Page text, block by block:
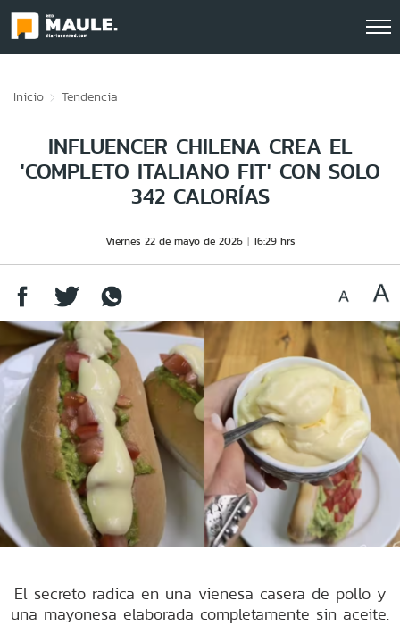
Inicio Tendencia
INFLUENCER CHILENA CREA EL
'COMPLETO ITALIANO FIT' CON SOLO
342 CALORÍAS
Viernes 22 de mayo de 2026 16:29 hrs
El secreto radica en una vienesa casera de pollo y
una mayonesa elaborada completamente sin aceite.